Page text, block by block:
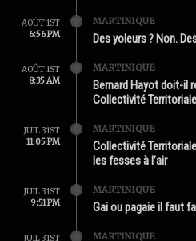
AOÛT 1ST
6:56 PM
MARTINIQUE
Des yoleurs ? Non.
AOÛT 1ST
8:35 AM
MARTINIQUE
Bernard Hayot doit-il
Collectivité
JUIL 31ST
11:05 PM
MARTINIQUE
Collectivité
les fesses à l’air
JUIL 31ST
9:51 PM
MARTINIQUE
Gai ou pagaie il faut
JUIL 31ST MARTINIQUE